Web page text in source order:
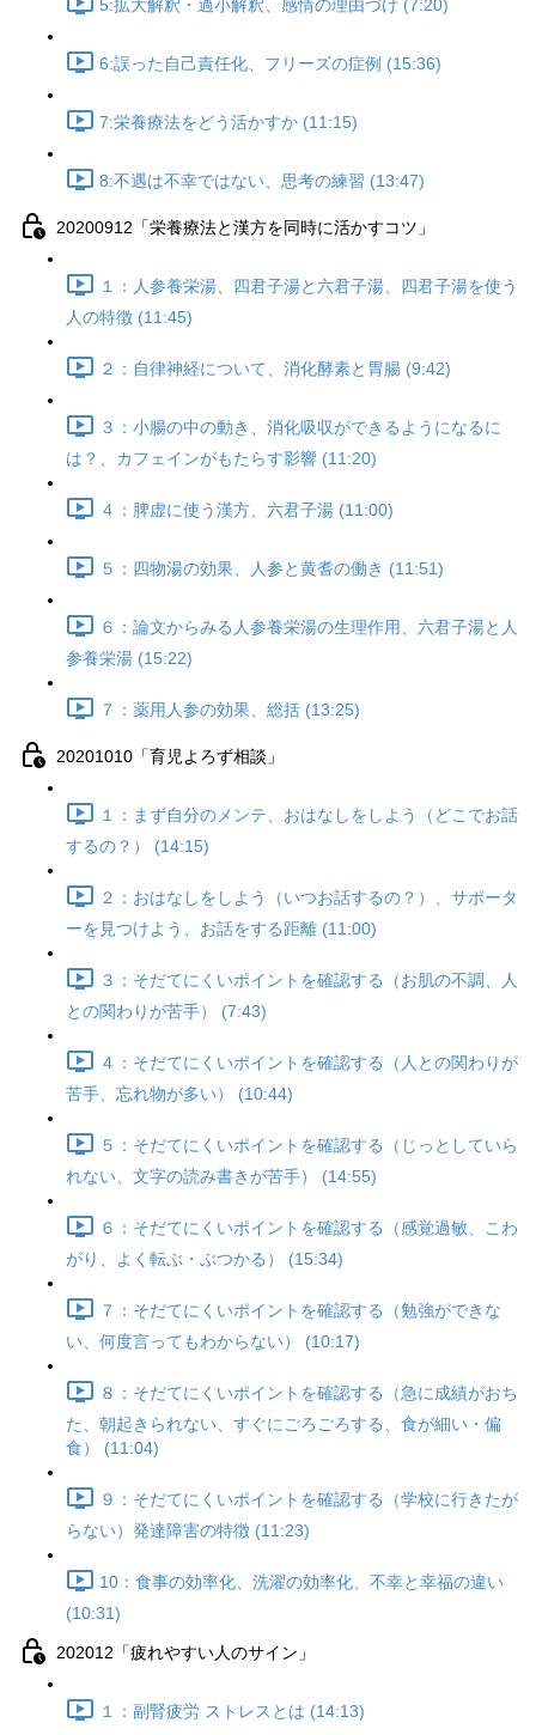
5:拡大解釈・過小解釈、感情の理由づけ (7:20)
6:誤った自己責任化、フリーズの症例 (15:36)
7:栄養療法をどう活かすか (11:15)
8:不遇は不幸ではない、思考の練習 (13:47)
20200912「栄養療法と漢方を同時に活かすコツ」
１：人参養栄湯、四君子湯と六君子湯、四君子湯を使う
人の特徴 (11:45)
２：自律神経について、消化酵素と胃腸 (9:42)
３：小腸の中の動き、消化吸収ができるようになるに
は？、カフェインがもたらす影響 (11:20)
４：脾虚に使う漢方、六君子湯 (11:00)
５：四物湯の効果、人参と黄耆の働き (11:51)
６：論文からみる人参養栄湯の生理作用、六君子湯と人
参養栄湯 (15:22)
７：薬用人参の効果、総括 (13:25)
20201010「育児よろず相談」
１：まず自分のメンテ、おはなしをしよう（どこでお話
するの？） (14:15)
２：おはなしをしよう（いつお話するの？）、サポータ
ーを見つけよう、お話をする距離 (11:00)
３：そだてにくいポイントを確認する（お肌の不調、人
との関わりが苦手） (7:43)
４：そだてにくいポイントを確認する（人との関わりが
苦手、忘れ物が多い） (10:44)
５：そだてにくいポイントを確認する（じっとしていら
れない、文字の読み書きが苦手） (14:55)
６：そだてにくいポイントを確認する（感覚過敏、こわ
がり、よく転ぶ・ぶつかる） (15:34)
７：そだてにくいポイントを確認する（勉強ができな
い、何度言ってもわからない） (10:17)
８：そだてにくいポイントを確認する（急に成績がおち
た、朝起きられない、すぐにごろごろする、食が細い・偏
食） (11:04)
９：そだてにくいポイントを確認する（学校に行きたが
らない）発達障害の特徴 (11:23)
10：食事の効率化、洗濯の効率化、不幸と幸福の違い
(10:31)
202012「疲れやすい人のサイン」
１：副腎疲労 ストレスとは (14:13)